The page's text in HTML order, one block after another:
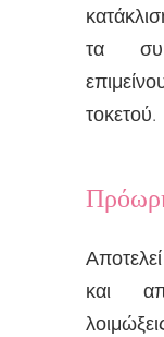
τα
τοκετού.
και